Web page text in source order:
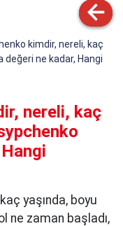
kimdir, nereli, kaç
değeri ne kadar, Hangi
nereli, kaç
yaşında, boyu
ne zaman başladı,